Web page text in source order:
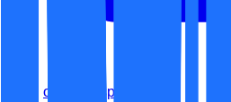
office@espaceit.ro